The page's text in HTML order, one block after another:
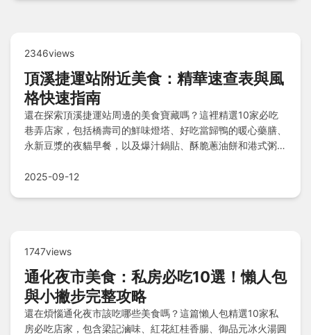
2346views
頂溪捷運站附近美食：精華速查表與風
格快速指南
還在探索頂溪捷運站周邊的美食寶藏嗎？這裡精選10家必吃
巷弄店家，包括橋壽司的鮮味燈塔、好吃當歸鴨的暖心藥膳、
永新豆漿的夜貓早餐，以及爆汁鍋貼、酥脆蔥油餅和港式粥麵
2025-09-12
1747views
通化夜市美食：私房必吃10選！懶人包
與小撇步完整攻略
還在煩惱通化夜市該吃哪些美食嗎？這篇懶人包精選10家私
房必吃店家，包含梁記滷味、紅花紅桂香腸、御品元冰火湯圓